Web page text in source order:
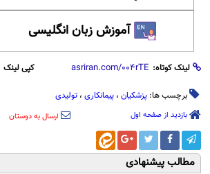
آموزش زبان انگلیسی
لینک کوتاه: کپی لینک
برچسب ها: پزشکیان ، پیمانکاری ، تولیدی
بازدید از صفحه اول ارسال به دوستان
مطالب پیشنهادی